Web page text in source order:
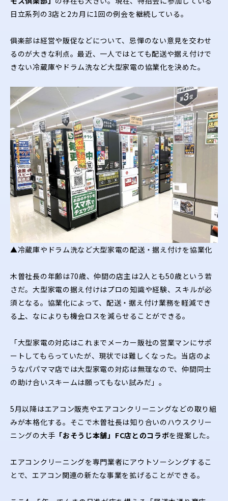
日立系列の3店と2カ月に1回の例会を継続している。
俱楽部は経営や販促などについて、忌憚のない意見を交わせ
るのが大きな利点。最近、一人ではとても配送や据え付けで
きない冷蔵庫やドラム洗など大型家電の協業化を決めた。
▲冷蔵庫やドラム洗など大型家電の配送・据え付けを協業化
木曽社長の年齢は70歳、仲間の店主は2人とも50歳という若
さだ。大型家電の据え付けはプロの知識や経験、スキルが必
須となる。協業化によって、配送・据え付け業務を軽減でき
る上、なによりも機会ロスを減らせることができる。
「大型家電の対応はこれまでメーカー販社の営業マンにサポ
ートしてもらっていたが、現状では難しくなった。当店のよ
うなパパママ店では大型家電の対応は無理なので、仲間同士
の助け合いスキームは願ってもない試みだ」。
5月以降はエアコン販売やエアコンクリーニングなどの取り組
みが本格化する。そこで木曽社長は知り合いのハウスクリー
ニングの大手 「おそうじ本舗」FC店とのコラボを提案した。
エアコンクリーニングを専門業者にアウトソーシングするこ
とで、エアコン関連の新たな事業を拡げることができる。